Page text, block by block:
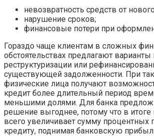
невозвратность средств от
нарушение сроков;
финансовые потери при
Гораздо чаще клиентам в сложных
обстоятельствах предлагают
реструктуризации или
существующей задолженности. При
физические лица получают
кредит более длительный период
меньшими долями. Для банка
решение выгоднее, потому что в итоге
всего увеличивает сумму процентных
кредиту, поднимая банковскую